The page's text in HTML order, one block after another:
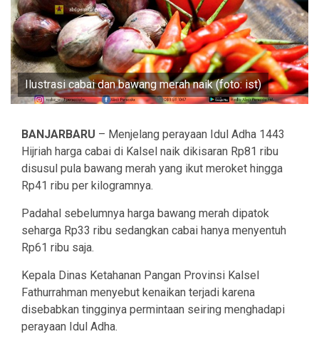
Ilustrasi cabai dan bawang merah naik (foto: ist)
BANJARBARU – Menjelang perayaan Idul Adha 1443
Hijriah harga cabai di Kalsel naik dikisaran Rp81 ribu
disusul pula bawang merah yang ikut meroket hingga
Rp41 ribu per kilogramnya.
Padahal sebelumnya harga bawang merah dipatok
seharga Rp33 ribu sedangkan cabai hanya menyentuh
Rp61 ribu saja.
Kepala Dinas Ketahanan Pangan Provinsi Kalsel
Fathurrahman menyebut kenaikan terjadi karena
disebabkan tingginya permintaan seiring menghadapi
perayaan Idul Adha.